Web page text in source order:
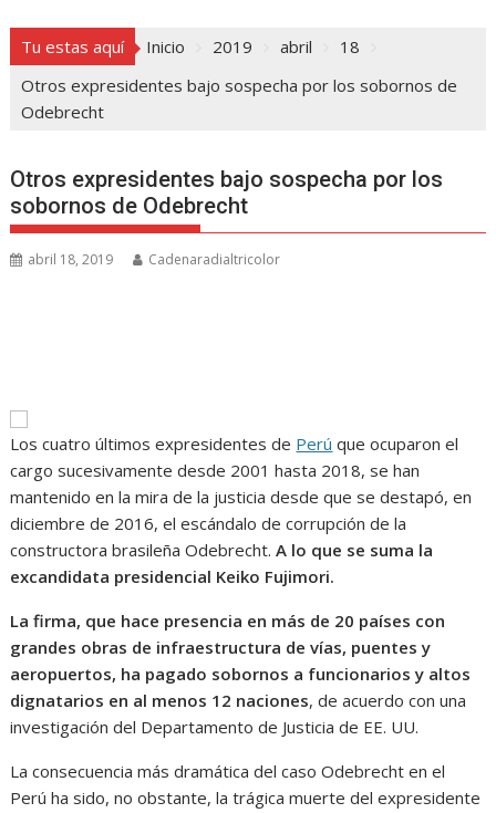
Tu estas aquí Inicio 2019 abril
18
Otros expresidentes bajo sospecha por los sobornos de
Odebrecht
Otros expresidentes bajo sospecha por los
sobornos de Odebrecht
abril 18, 2019 Cadenaradialtricolor
Los cuatro últimos expresidentes de Perú que ocuparon el
cargo sucesivamente desde 2001 hasta 2018, se han
mantenido en la mira de la justicia desde que se destapó, en
diciembre de 2016, el escándalo de corrupción de la
constructora brasileña Odebrecht.A lo que se suma la
excandidata presidencial Keiko Fujimori.
La firma, que hace presencia en más de 20 países con
grandes obras de infraestructura de vías, puentes y
aeropuertos, ha pagado sobornos a funcionarios y altos
dignatarios en al menos 12 naciones, de acuerdo con una
investigación del Departamento de Justicia de EE. UU.
La consecuencia más dramática del caso Odebrecht en el
Perú ha sido, no obstante, la trágica muerte del expresidente